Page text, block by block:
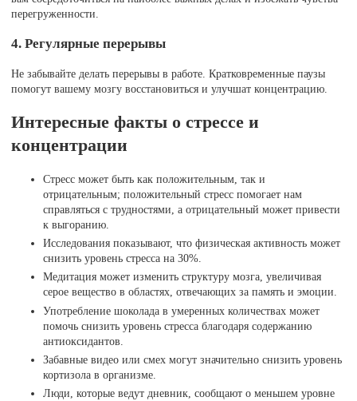
перегруженности.
4. Регулярные перерывы
Не забывайте делать перерывы в работе. Кратковременные паузы
помогут вашему мозгу восстановиться и улучшат концентрацию.
Интересные факты о стрессе и
концентрации
Стресс может быть как положительным, так и
отрицательным; положительный стресс помогает нам
справляться с трудностями, а отрицательный может привести
к выгоранию.
Исследования показывают, что физическая активность может
снизить уровень стресса на 30%.
Медитация может изменить структуру мозга, увеличивая
серое вещество в областях, отвечающих за память и эмоции.
Употребление шоколада в умеренных количествах может
помочь снизить уровень стресса благодаря содержанию
антиоксидантов.
Забавные видео или смех могут значительно снизить уровень
кортизола в организме.
Люди, которые ведут дневник, сообщают о меньшем уровне